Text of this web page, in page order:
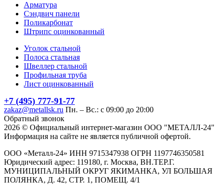
Арматура
Сэндвич панели
Поликарбонат
Штрипс оцинкованный
Уголок стальной
Полоса стальная
Швеллер стальной
Профильная труба
Лист оцинкованный
+7 (495) 777-91-77
zakaz@metallsk.ru Пн. – Вс.: с 09:00 до 20:00
Обратный звонок
2026 © Официальный интернет-магазин ООО "МЕТАЛЛ-24"
Информация на сайте не является публичной офертой.
ООО «Металл-24» ИНН 9715347938 ОГРН 1197746350581
Юридический адрес: 119180, г. Москва, ВН.ТЕР.Г.
МУНИЦИПАЛЬНЫЙ ОКРУГ ЯКИМАНКА, УЛ БОЛЬШАЯ
ПОЛЯНКА, Д. 42, СТР. 1, ПОМЕЩ. 4/1